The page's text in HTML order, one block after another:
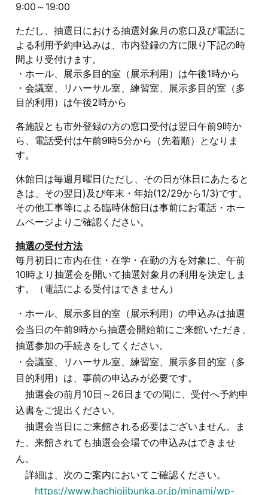
9:00～19:00
ただし、抽選日における抽選対象月の窓口及び電話に
よる利用予約申込みは、市内登録の方に限り下記の時
間より受付けます。
・ホール、展示多目的室（展示利用）は午後1時から
・会議室、リハーサル室、練習室、展示多目的室（多
目的利用）は午後2時から
各施設とも市外登録の方の窓口受付は翌日午前9時か
ら、電話受付は午前9時5分から（先着順）となりま
す。
休館日は毎週月曜日(ただし、その日が休日にあたると
きは、その翌日)及び年末・年始(12/29から1/3)です。
その他工事等による臨時休館日は事前にお電話・ホー
ムページよりご確認ください。
抽選の受付方法
毎月初日に市内在住・在学・在勤の方を対象に、午前
10時より抽選会を開いて抽選対象月の利用を決定しま
す。（電話による受付はできません）
・ホール、展示多目的室（展示利用）の申込みは抽選
会当日の午前9時から抽選会開始前にご来館いただき、
抽選参加の手続きをしてください。
・会議室、リハーサル室、練習室、展示多目的室（多
目的利用）は、事前の申込みが必要です。
抽選会の前月10日～26日までの間に、受付へ予約申
込書をご提出ください。
抽選会当日にご来館される必要はございません。ま
た、来館されても抽選会会場での申込みはできませ
ん。
詳細は、次のご案内においてご確認ください。
https://www.hachiojibunka.or.jp/minami/wp-